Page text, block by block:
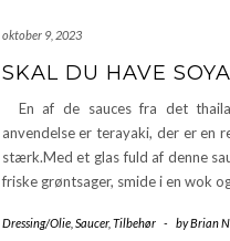
oktober 9, 2023
SKAL DU HAVE
En af de sauces fra det
anvendelse er terayaki, der er en
stærk.Med et glas fuld af denne
friske grøntsager, smide i en wok
Dressing/Olie, Saucer, Tilbehør - byBrian